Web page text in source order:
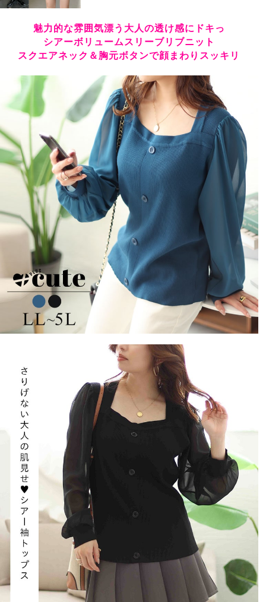
魅力的な雰囲気漂う大人の透け感にドキっ
シアーボリュームスリーブリブニット
スクエアネック＆胸元ボタンで顔まわりスッキリ